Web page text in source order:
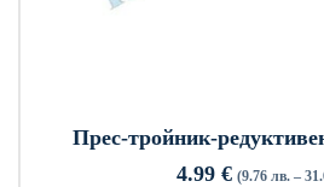
Прес-тройник-
4.99 € (9.76 лв. –